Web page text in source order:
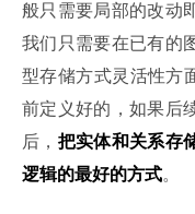
般只需要局部的改动
我们只需要在已有的
型存储方式灵活性方
前定义好的，如果后
后， 把实体和关系存
逻辑的最好的方式。